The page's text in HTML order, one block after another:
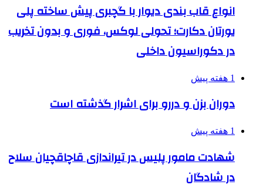
انواع قاب بندی دیوار با گچبری پیش ساخته پلی
یورتان دکارت؛ تحولی لوکس، فوری و بدون تخریب
در دکوراسیون داخلی
1 هفته پیش
دوران بزن و دررو برای اشرار گذشته است
1 هفته پیش
شهادت مامور پلیس در تیراندازی قاچاقچیان سلاح
در شادگان